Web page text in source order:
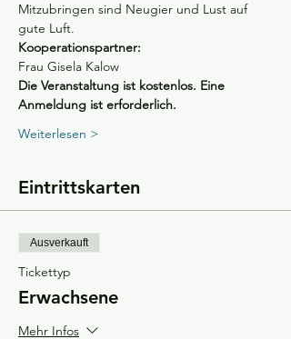
Mitzubringen sind Neugier und Lust auf
gute Luft.
Kooperationspartner:
Frau Gisela Kalow
Die Veranstaltung ist kostenlos. Eine
Anmeldung ist erforderlich.
Weiterlesen >
Eintrittskarten
Ausverkauft
Tickettyp
Erwachsene
Mehr Infos